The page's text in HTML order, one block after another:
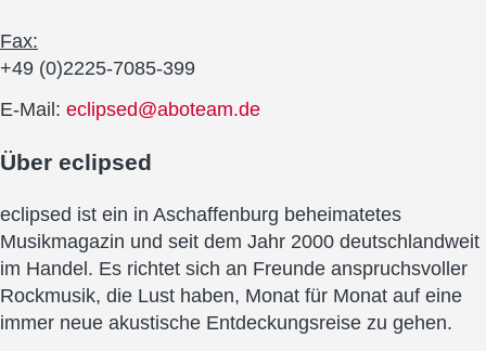
Fax:
+49 (0)2225-7085-399
E-Mail: eclipsed@aboteam.de
Über eclipsed
eclipsed ist ein in Aschaffenburg beheimatetes
Musikmagazin und seit dem Jahr 2000 deutschlandweit
im Handel. Es richtet sich an Freunde anspruchsvoller
Rockmusik, die Lust haben, Monat für Monat auf eine
immer neue akustische Entdeckungsreise zu gehen.